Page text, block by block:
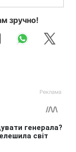
зручно!